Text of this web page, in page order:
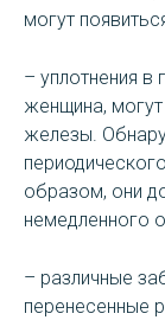
могут
– уплотнения
женщина,
железы.
образом, они
немедленного
– различные
перенесенные